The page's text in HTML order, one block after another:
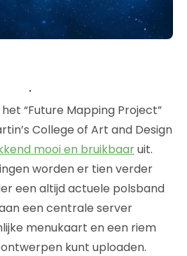
“Future Mapping Project”
College of Art and Design
mooi en bruikbaaruit.
worden er tien verder
een altijd actuele polsband
een centrale server
menukaart en een riem
kunt uploaden.